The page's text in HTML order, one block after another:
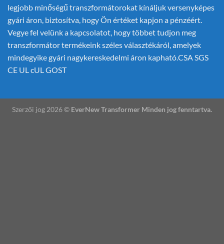
legjobb minőségű transzformátorokat kínáljuk versenyképes
gyári áron, biztosítva, hogy Ön értéket kapjon a pénzéért.
Vegye fel velünk a kapcsolatot, hogy többet tudjon meg
transzformátor termékeink széles választékáról, amelyek
mindegyike gyári nagykereskedelmi áron kapható.CSA SGS
CE UL cUL GOST
Szerzői jog 2026 © EverNew Transformer Minden jog fenntartva.